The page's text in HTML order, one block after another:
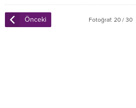
Önceki Fotoğraf: 20 / 30